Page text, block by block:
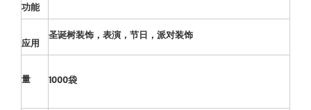
功能
应用
圣诞树装饰，表演，节日，派对装饰
量 1000袋